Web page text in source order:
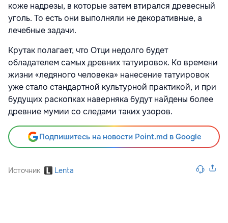
коже надрезы, в которые затем втирался древесный
уголь. То есть они выполняли не декоративные, а
лечебные задачи.
Крутак полагает, что Отци недолго будет
обладателем самых древних татуировок. Ко времени
жизни «ледяного человека» нанесение татуировок
уже стало стандартной культурной практикой, и при
будущих раскопках наверняка будут найдены более
древние мумии со следами таких узоров.
Подпишитесь на новости Point.md в Google
Источник Lenta